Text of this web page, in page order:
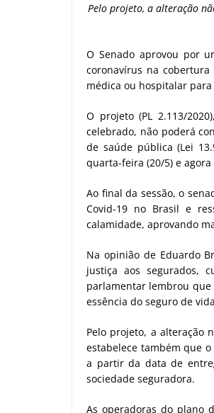
Pelo projeto, a alteração
O Senado aprovou por
coronavírus na
médica ou hospitalar
O projeto (PL 2.113/
celebrado, não poderá
de saúde pública (Lei
quarta-feira (20/5) e
Ao final da sessão, o
Covid-19 no Brasil e
calamidade, aprovando
Na opinião de Eduardo
justiça aos segurados,
parlamentar lembrou que
essência do seguro de
Pelo projeto, a alteração
estabelece também que
a partir da data de
sociedade seguradora.
As operadoras do plano